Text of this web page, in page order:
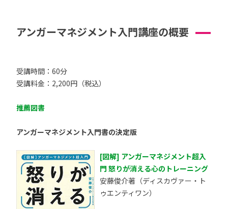
アンガーマネジメント入門講座の概要
受講時間：60分
受講料金：2,200円（税込）
推薦図書
アンガーマネジメント入門書の決定版
[図解] アンガーマネジメント超入
門 怒りが消える心のトレーニング
安藤俊介著（ディスカヴァー・ト
ゥエンティワン）